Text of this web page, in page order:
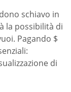
schiavo in
la possibilità di
Pagando $
di